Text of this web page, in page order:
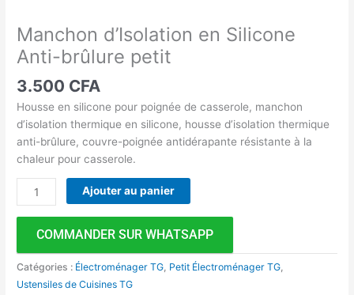
Manchon d’Isolation en Silicone
Anti-brûlure petit
3.500 CFA
Housse en silicone pour poignée de casserole, manchon
d’isolation thermique en silicone, housse d’isolation thermique
anti-brûlure, couvre-poignée antidérapante résistante à la
chaleur pour casserole.
Ajouter au panier
COMMANDER SUR WHATSAPP
Catégories : Électroménager TG, Petit Électroménager TG,
Ustensiles de Cuisines TG